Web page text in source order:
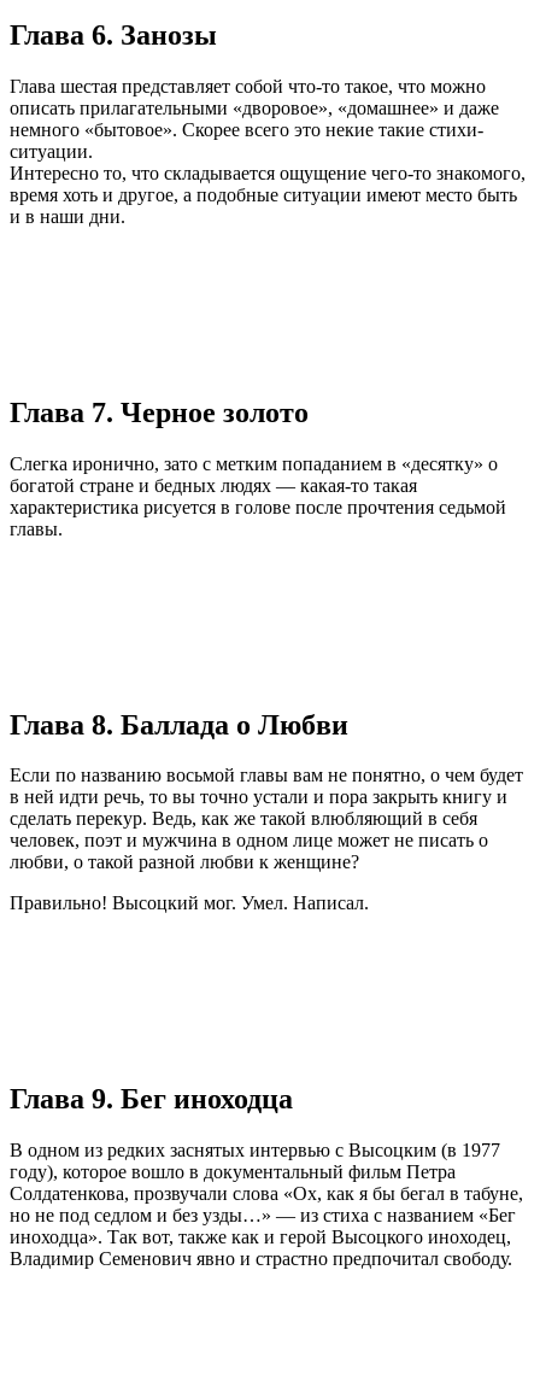
Глава 6. Занозы
Глава шестая представляет собой что-то такое, что можно
описать прилагательными «дворовое», «домашнее» и даже
немного «бытовое». Скорее всего это некие такие стихи-
ситуации.
Интересно то, что складывается ощущение чего-то знакомого,
время хоть и другое, а подобные ситуации имеют место быть
и в наши дни.
Глава 7. Черное золото
Слегка иронично, зато с метким попаданием в «десятку» о
богатой стране и бедных людях — какая-то такая
характеристика рисуется в голове после прочтения седьмой
главы.
Глава 8. Баллада о Любви
Если по названию восьмой главы вам не понятно, о чем будет
в ней идти речь, то вы точно устали и пора закрыть книгу и
сделать перекур. Ведь, как же такой влюбляющий в себя
человек, поэт и мужчина в одном лице может не писать о
любви, о такой разной любви к женщине?
Правильно! Высоцкий мог. Умел. Написал.
Глава 9. Бег иноходца
В одном из редких заснятых интервью с Высоцким (в 1977
году), которое вошло в документальный фильм Петра
Солдатенкова, прозвучали слова «Ох, как я бы бегал в табуне,
но не под седлом и без узды…» — из стиха с названием «Бег
иноходца». Так вот, также как и герой Высоцкого иноходец,
Владимир Семенович явно и страстно предпочитал свободу.